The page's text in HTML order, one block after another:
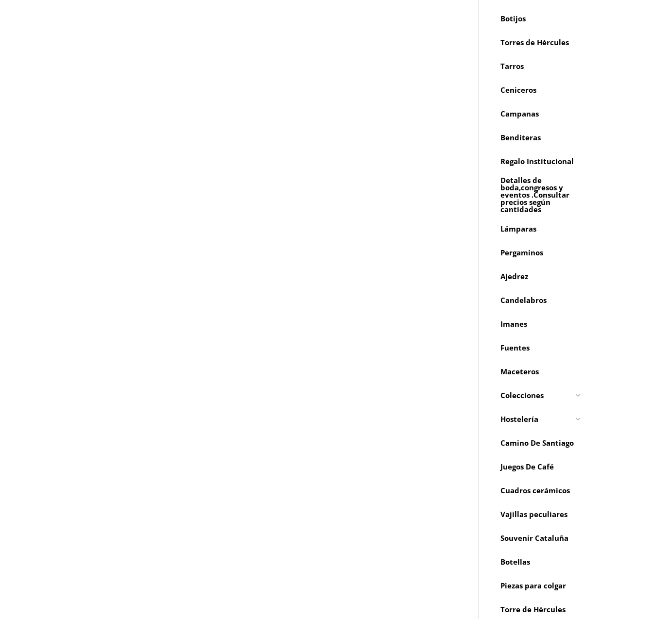
Botijos
Torres de Hércules
Tarros
Ceniceros
Campanas
Benditeras
Regalo Institucional
Detalles de
boda,congresos y
eventos .Consultar
precios según
cantidades
Lámparas
Pergaminos
Ajedrez
Candelabros
Imanes
Fuentes
Maceteros
Colecciones
Hostelería
Camino De Santiago
Juegos De Café
Cuadros cerámicos
Vajillas peculiares
Souvenir Cataluña
Botellas
Piezas para colgar
Torre de Hércules